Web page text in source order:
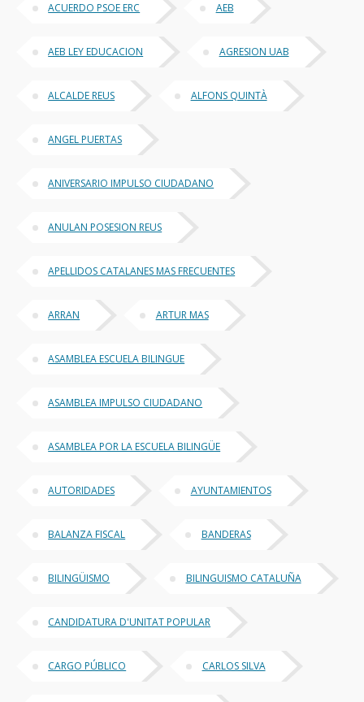
ACUERDO PSOE ERC AEB
AEB LEY EDUCACION AGRESION UAB
ALCALDE REUS ALFONS QUINTÀ
ANGEL PUERTAS
ANIVERSARIO IMPULSO CIUDADANO
ANULAN POSESION REUS
APELLIDOS CATALANES MAS FRECUENTES
ARRAN ARTUR MAS
ASAMBLEA ESCUELA BILINGUE
ASAMBLEA IMPULSO CIUDADANO
ASAMBLEA POR LA ESCUELA BILINGÜE
AUTORIDADES AYUNTAMIENTOS
BALANZA FISCAL BANDERAS
BILINGÜISMO BILINGUISMO CATALUÑA
CANDIDATURA D'UNITAT POPULAR
CARGO PÚBLICO CARLOS SILVA